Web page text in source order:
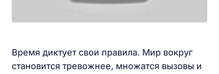
Время диктует свои правила. Мир вокруг
становится тревожнее, множатся вызовы и